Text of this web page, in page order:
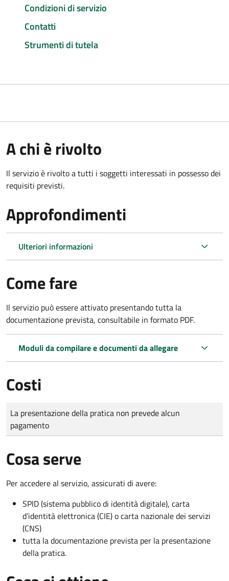
Condizioni di servizio
Contatti
Strumenti di tutela
A chi è rivolto
Il servizio è rivolto a tutti i soggetti interessati in possesso dei
requisiti previsti.
Approfondimenti
Ulteriori informazioni
Come fare
Il servizio può essere attivato presentando tutta la
documentazione prevista, consultabile in formato PDF.
Moduli da compilare e documenti da allegare
Costi
Tipo di pagamento
Importo
La presentazione della pratica non prevede alcun
pagamento
Cosa serve
Per accedere al servizio, assicurati di avere:
SPID (sistema pubblico di identità digitale), carta
d’identità elettronica (CIE) o carta nazionale dei servizi
(CNS)
tutta la documentazione prevista per la presentazione
della pratica.